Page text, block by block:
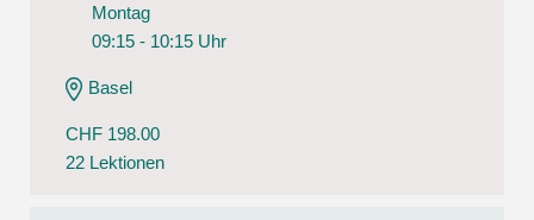
Montag
09:15 - 10:15 Uhr
Basel
CHF 198.00
22 Lektionen